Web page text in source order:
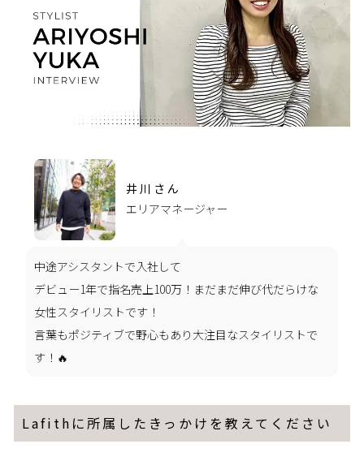
中途アシスタントで入社して
デビュー1年で指名売上100万！まだまだ伸び代だらけな
女性スタイリストです！
言葉もポジティブで野心もあり大注目なスタイリストで
す！🔥
井川さん
エリアマネージャー
Lafithに所属したきっかけを教えてください